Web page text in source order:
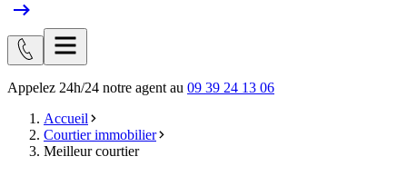
Appelez 24h/24 notre agent au 09 39 24 13 06
Accueil
Courtier immobilier
Meilleur courtier